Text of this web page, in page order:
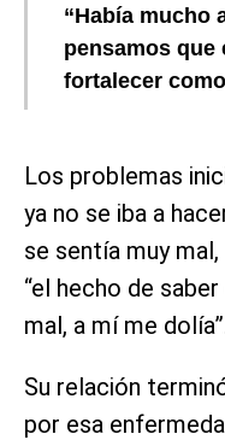
“Había mucho
pensamos que
fortalecer
Los problemas
ya no se iba a
se sentía muy
“el hecho de
mal, a mí me
Su relación
por esa